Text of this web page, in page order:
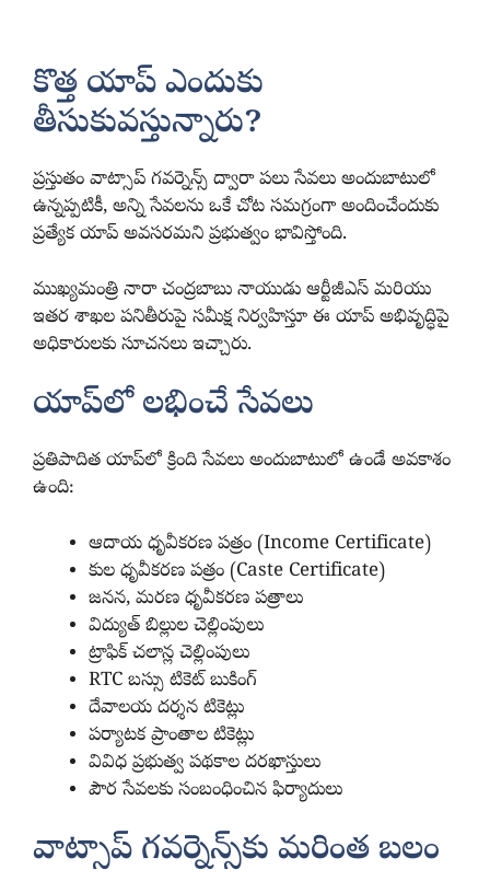
కొత్త యాప్ ఎందుకు
తీసుకువస్తున్నారు?
ప్రస్తుతం వాట్సాప్ గవర్నెన్స్ ద్వారా పలు సేవలు అందుబాటులో
ఉన్నప్పటికీ, అన్ని సేవలను ఒకే చోట సమగ్రంగా అందించేందుకు
ప్రత్యేక యాప్ అవసరమని ప్రభుత్వం భావిస్తోంది.
ముఖ్యమంత్రి నారా చంద్రబాబు నాయుడు ఆర్టీజీఎస్ మరియు
ఇతర శాఖల పనితీరుపై సమీక్ష నిర్వహిస్తూ ఈ యాప్ అభివృద్ధిపై
అధికారులకు సూచనలు ఇచ్చారు.
యాప్‌లో లభించే సేవలు
ప్రతిపాదిత యాప్‌లో క్రింది సేవలు అందుబాటులో ఉండే అవకాశం
ఉంది:
ఆదాయ ధృవీకరణ పత్రం (Income Certificate)
కుల ధృవీకరణ పత్రం (Caste Certificate)
జనన, మరణ ధృవీకరణ పత్రాలు
విద్యుత్ బిల్లుల చెల్లింపులు
ట్రాఫిక్ చలాన్ల చెల్లింపులు
RTC బస్సు టికెట్ బుకింగ్
దేవాలయ దర్శన టికెట్లు
పర్యాటక ప్రాంతాల టికెట్లు
వివిధ ప్రభుత్వ పథకాల దరఖాస్తులు
పౌర సేవలకు సంబంధించిన ఫిర్యాదులు
వాట్సాప్ గవర్నెన్స్‌కు మరింత బలం